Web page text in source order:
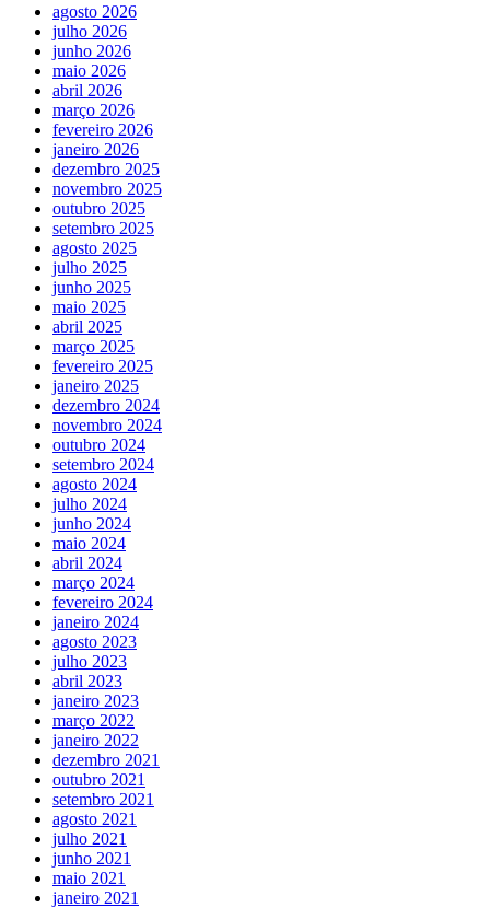
agosto 2026
julho 2026
junho 2026
maio 2026
abril 2026
março 2026
fevereiro 2026
janeiro 2026
dezembro 2025
novembro 2025
outubro 2025
setembro 2025
agosto 2025
julho 2025
junho 2025
maio 2025
abril 2025
março 2025
fevereiro 2025
janeiro 2025
dezembro 2024
novembro 2024
outubro 2024
setembro 2024
agosto 2024
julho 2024
junho 2024
maio 2024
abril 2024
março 2024
fevereiro 2024
janeiro 2024
agosto 2023
julho 2023
abril 2023
janeiro 2023
março 2022
janeiro 2022
dezembro 2021
outubro 2021
setembro 2021
agosto 2021
julho 2021
junho 2021
maio 2021
janeiro 2021